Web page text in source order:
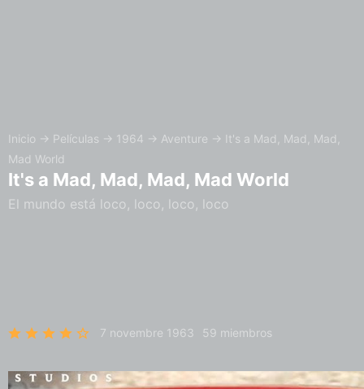
Inicio → Películas → 1964 → Aventure → It's a Mad, Mad, Mad,
Mad World
It's a Mad, Mad, Mad, Mad World
El mundo está loco, loco, loco, loco
7 novembre 1963 59 miembros